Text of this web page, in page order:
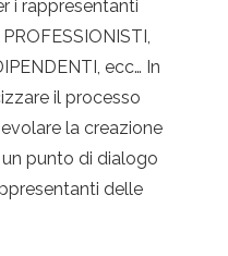
i rappresentanti
ecc… In
il processo
la creazione
punto di dialogo
delle